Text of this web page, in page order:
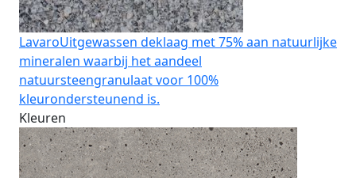
LavaroUitgewassen deklaag met 75% aan natuurlijke
mineralen waarbij het aandeel
natuursteengranulaat voor 100%
kleurondersteunend is.
Kleuren